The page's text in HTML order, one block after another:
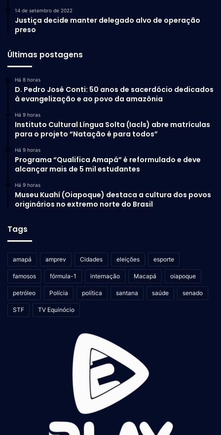
14 de setembro de 2022
Justiça decide manter delegado alvo de operação
preso
Últimas postagens
Há 8 horas
D. Pedro José Conti: 50 anos de sacerdócio dedicados
à evangelização e ao povo da amazônia
Há 9 horas
Instituto Cultural Língua Solta (Iacls) abre matrículas
para o projeto “Natação é para todos”
Há 9 horas
Programa “Qualifica Amapá” é reformulado e deve
alcançar mais de 5 mil estudantes
Há 9 horas
Museu Kuahí (Oiapoque) destaca a cultura dos povos
originários no extremo norte do Brasil
Tags
amapá amprev Cidades eleições esporte
famosos fórmula-1 internação Macapá oiapoque
petróleo Polícia política santana saúde senado
STF TV Equinócio